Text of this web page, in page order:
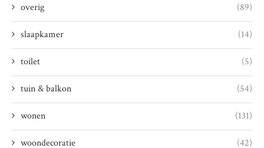
overig (89)
slaapkamer (14)
toilet (5)
tuin & balkon (54)
wonen (131)
woondecoratie (42)